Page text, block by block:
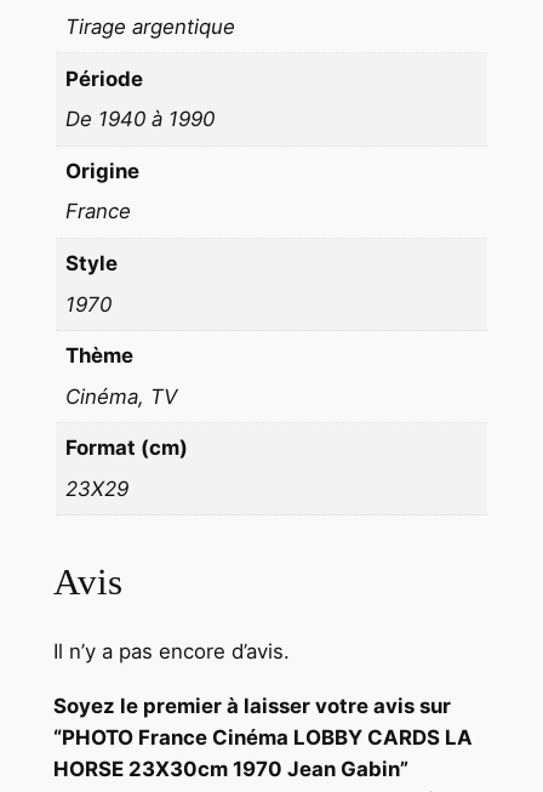
0
a
G
Tirage argentique
Période
De 1940 à 1990
Origine
France
Style
1970
Thème
Cinéma, TV
Format (cm)
23X29
Avis
Il n’y a pas encore d’avis.
Soyez le premier à laisser votre avis sur
“PHOTO France Cinéma LOBBY CARDS LA
HORSE 23X30cm 1970 Jean Gabin”